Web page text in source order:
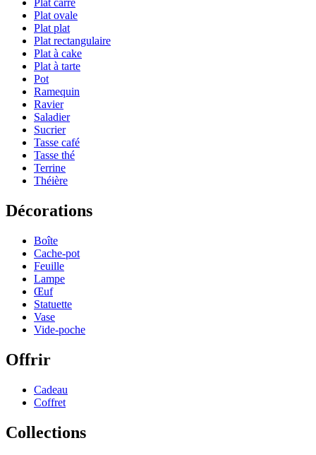
Plat carré
Plat ovale
Plat plat
Plat rectangulaire
Plat à cake
Plat à tarte
Pot
Ramequin
Ravier
Saladier
Sucrier
Tasse café
Tasse thé
Terrine
Théière
Décorations
Boîte
Cache-pot
Feuille
Lampe
Œuf
Statuette
Vase
Vide-poche
Offrir
Cadeau
Coffret
Collections